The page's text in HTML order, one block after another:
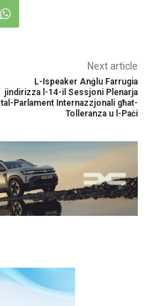
Next article
L-Ispeaker Anġlu Farrugia
jindirizza l-14-il Sessjoni Plenarja
tal-Parlament Internazzjonali għat-
Tolleranza u l-Paċi